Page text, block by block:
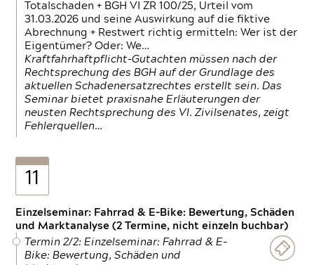
Totalschaden + BGH VI ZR 100/25, Urteil vom
31.03.2026 und seine Auswirkung auf die fiktive
Abrechnung + Restwert richtig ermitteln: Wer ist der
Eigentümer? Oder: We…
Kraftfahrhaftpflicht-Gutachten müssen nach der
Rechtsprechung des BGH auf der Grundlage des
aktuellen Schadenersatzrechtes erstellt sein. Das
Seminar bietet praxisnahe Erläuterungen der
neusten Rechtsprechung des VI. Zivilsenates, zeigt
Fehlerquellen…
11
Einzelseminar: Fahrrad & E-Bike: Bewertung, Schäden
und Marktanalyse (2 Termine, nicht einzeln buchbar)
Termin 2/2: Einzelseminar: Fahrrad & E-
Bike: Bewertung, Schäden und